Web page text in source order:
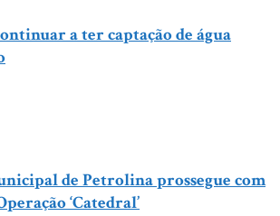
a ter captação de água
de Petrolina prossegue com
‘Catedral’